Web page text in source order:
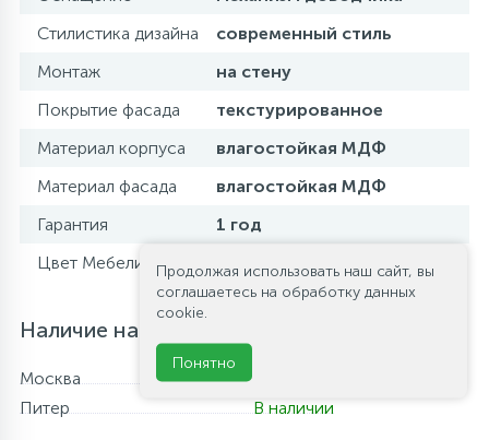
Стилистика дизайна
современный стиль
Монтаж
на стену
Покрытие фасада
текстурированное
Материал корпуса
влагостойкая МДФ
Материал фасада
влагостойкая МДФ
Гарантия
1 год
Цвет Мебели
Наличие на складе
Москва
Питер
В наличии
Продолжая использовать наш сайт, вы
соглашаетесь на обработку данных
cookie.
Понятно